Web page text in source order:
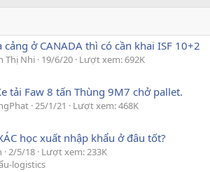
cảng ở CANADA thì có cần khai ISF 10+2
Thị Nhi 19/6/20 Lượt xem: 692K
tải Faw 8 tấn Thùng 9M7 chở pallet.
25/1/21
Lượt xem: 468K
học xuất nhập khẩu ở đâu tốt?
2/5/18 Lượt xem: 233K
logistics